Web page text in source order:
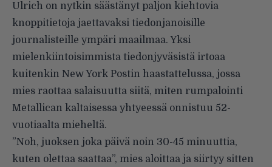
Ulrich on nytkin säästänyt paljon kiehtovia
knoppitietoja jaettavaksi tiedonjanoisille
journalisteille ympäri maailmaa. Yksi
mielenkiintoisimmista tiedonjyväsistä irtoaa
kuitenkin New York Postin haastattelussa, jossa
mies raottaa salaisuutta siitä, miten rumpalointi
Metallican kaltaisessa yhtyeessä onnistuu 52-
vuotiaalta mieheltä.
”Noh, juoksen joka päivä noin 30-45 minuuttia,
kuten olettaa saattaa”, mies aloittaa ja siirtyy sitten